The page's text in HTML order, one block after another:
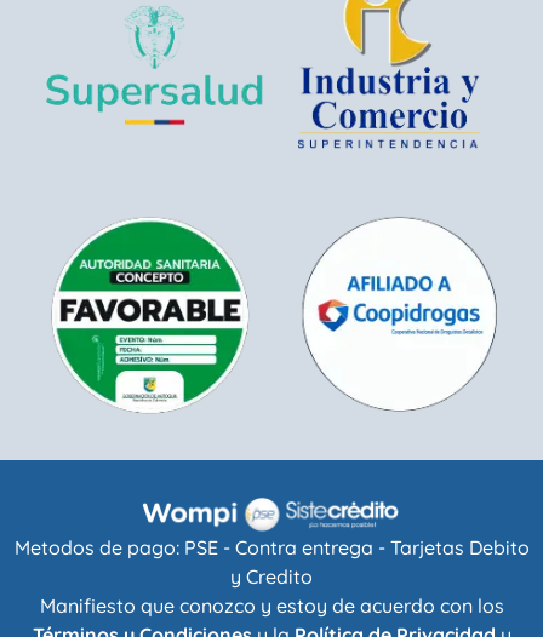
Metodos de pago: PSE - Contra entrega - Tarjetas Debito
y Credito
Manifiesto que conozco y estoy de acuerdo con los